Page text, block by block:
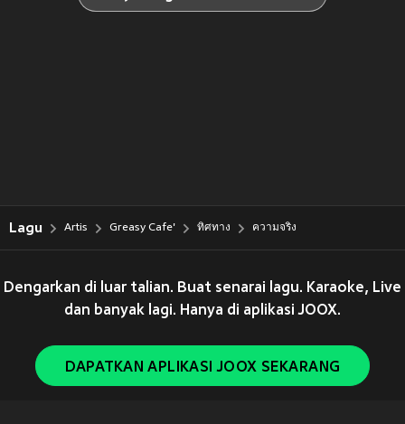
Lagu Artis Greasy Cafe' ทิศทาง ความจริง
Dengarkan di luar talian. Buat senarai lagu. Karaoke, Live
dan banyak lagi. Hanya di aplikasi JOOX.
DAPATKAN APLIKASI JOOX SEKARANG